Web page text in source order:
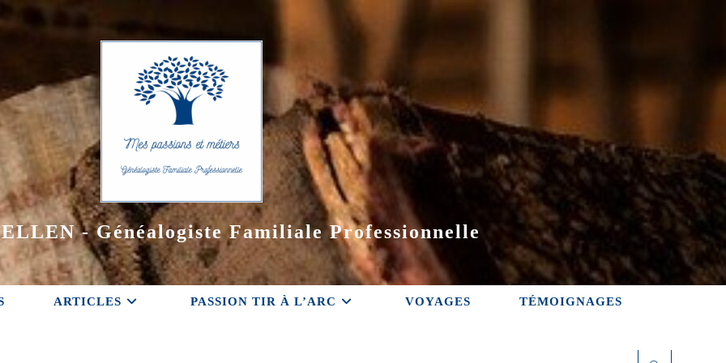
- Généalogiste Familiale Professionnelle
ARTICLES PASSION TIR À L’ARC VOYAGES TÉMOIGNAGES